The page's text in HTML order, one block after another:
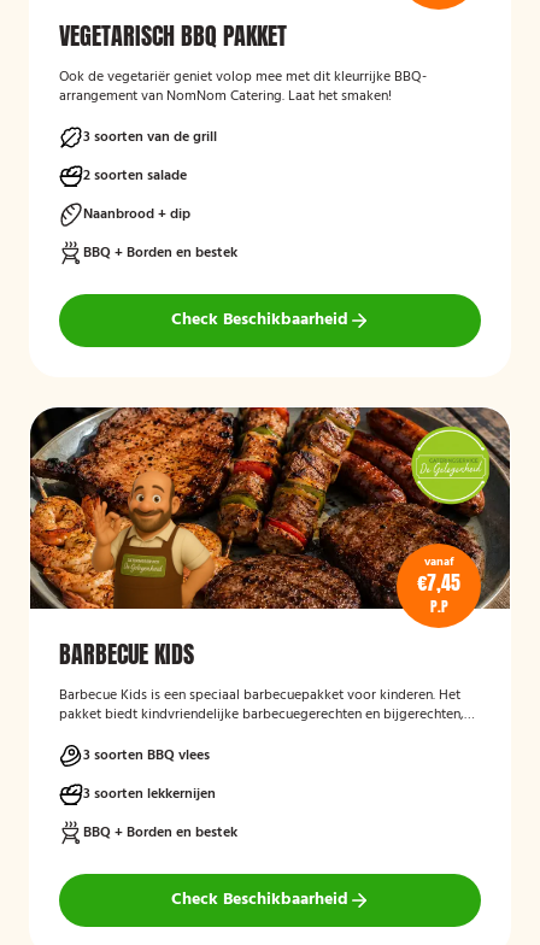
VEGETARISCH BBQ PAKKET
Ook de vegetariër geniet volop mee met dit kleurrijke BBQ-
arrangement van NomNom Catering. Laat het smaken!
3 soorten van de grill
2 soorten salade
Naanbrood + dip
BBQ + Borden en bestek
Check Beschikbaarheid
vanaf
€7,45
P.P
BARBECUE KIDS
Barbecue Kids is een speciaal barbecuepakket voor kinderen. Het
pakket biedt kindvriendelijke barbecuegerechten en bijgerechten,
BBQ-ervaring tijdens een feest, familiedag of andere gelegenheid.
3 soorten BBQ vlees
3 soorten lekkernijen
BBQ + Borden en bestek
Check Beschikbaarheid